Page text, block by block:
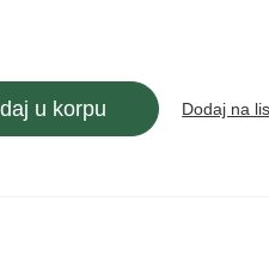
u korpu Dodaj na